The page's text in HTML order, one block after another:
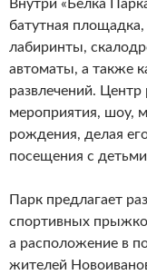
Внутри «Белка
батутная
лабиринты,
автоматы, а также
развлечений. Центр
мероприятия, шоу,
рождения, делая
посещения с
Парк предлагает
спортивных
а расположение в
жителей